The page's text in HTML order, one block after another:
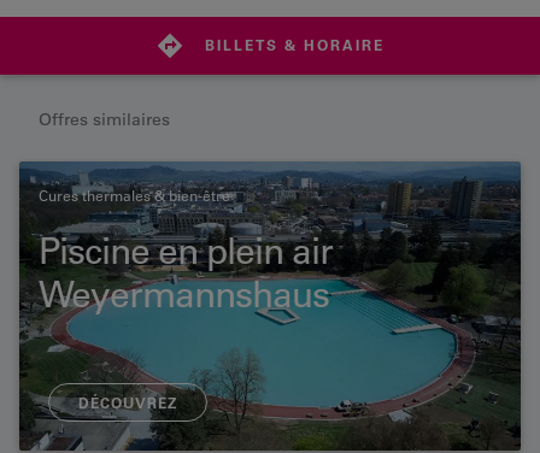
BILLETS & HORAIRE
Offres similaires
Cures thermales & bien-être
Piscine en plein air
Weyermannshaus
DÉCOUVREZ